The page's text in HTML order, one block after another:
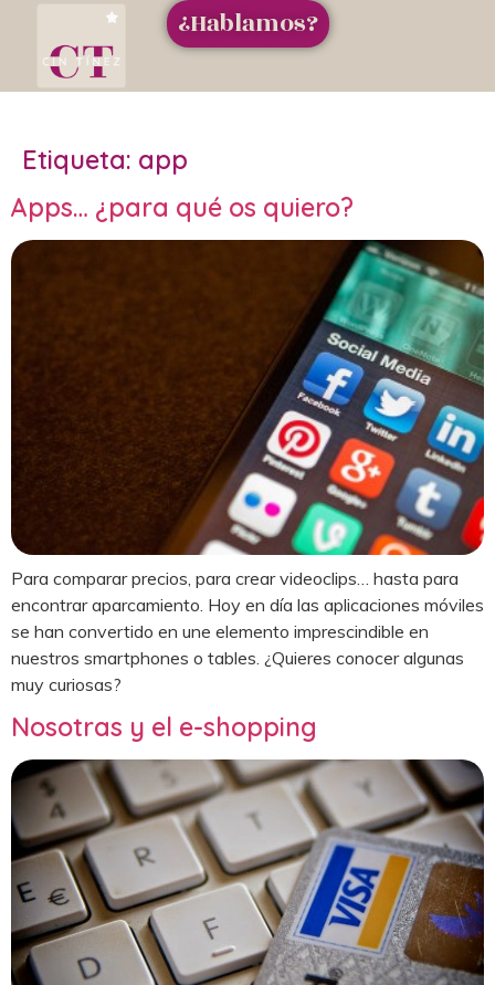
¿Hablamos?
Etiqueta: app
Apps… ¿para qué os quiero?
Para comparar precios, para crear videoclips… hasta para
encontrar aparcamiento. Hoy en día las aplicaciones móviles
se han convertido en une elemento imprescindible en
nuestros smartphones o tables. ¿Quieres conocer algunas
muy curiosas?
Nosotras y el e-shopping